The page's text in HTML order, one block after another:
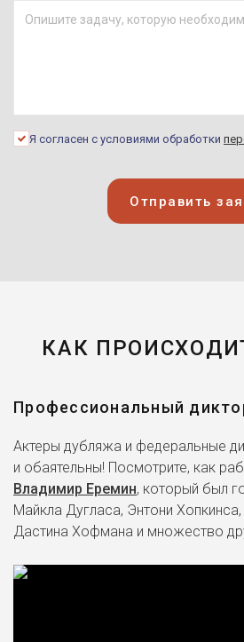
Я согласен с условиями обработки
Отправить
КАК
Профессиональный
Актеры дубляжа и федеральные
и обаятельны! Посмотрите, как
Владимир Еремин, который был
Майкла Дугласа, Энтони
Дастина Хофмана и множество